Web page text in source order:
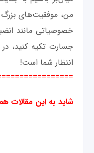
من، موفقیت‌های بزرگ
خصوصیاتی مانند
جسارت تکیه کنید،
انتظار شما است!
شاید به این مقالات